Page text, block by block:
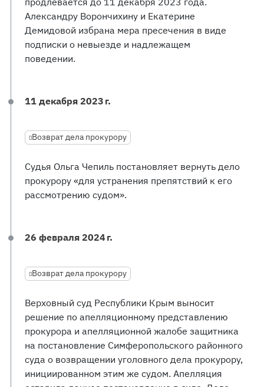
Александру Ворончихину и Екатерине
Демидовой избрана мера пресечения в виде
подписки о невыезде и надлежащем
поведении.
11 декабря 2023 г.
Возврат дела прокурору
Судья Ольга Чепиль постановляет вернуть дело
прокурору «для устранения препятствий к его
рассмотрению судом».
26 февраля 2024 г.
Возврат дела прокурору
Верховный суд Республики Крым выносит
решение по апелляционному представлению
прокурора и апелляционной жалобе защитника
на постановление Симферопольского районного
суда о возвращении уголовного дела прокурору,
инициированном этим же судом. Апелляция